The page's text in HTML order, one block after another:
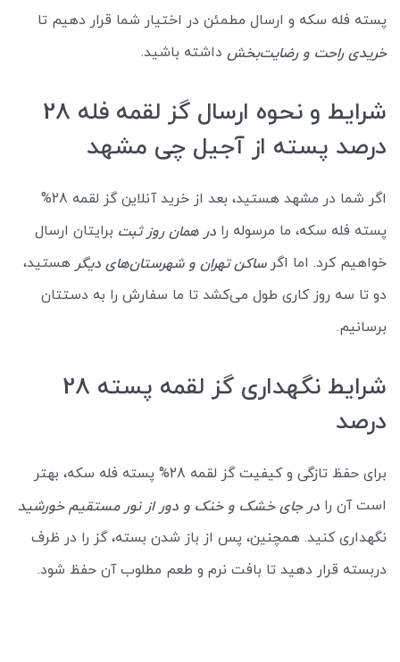
پسته فله سکه و ارسال مطمئن در اختیار شما قرار دهیم تا
خریدی راحت و رضایت‌بخش داشته باشید.
شرایط و نحوه ارسال گز لقمه فله 28
درصد پسته از آجیل چی مشهد
اگر شما در مشهد هستید، بعد از خرید آنلاین گز لقمه 28%
پسته فله سکه، ما مرسوله را در همان روز ثبت برایتان ارسال
خواهیم کرد. اما اگرساکن تهران و شهرستان‌های دیگر هستید،
دو تا سه روز کاری طول می‌کشد تا ما سفارش را به دستتان
برسانیم.
شرایط نگهداری گز لقمه پسته 28
درصد
برای حفظ تازگی و کیفیت گز لقمه 28% پسته فله سکه، بهتر
است آن را در جای خشک و خنک و دور از نور مستقیم خورشید
نگهداری کنید. همچنین، پس از باز شدن بسته، گز را در ظرف
دربسته قرار دهید تا بافت نرم و طعم مطلوب آن حفظ شود.